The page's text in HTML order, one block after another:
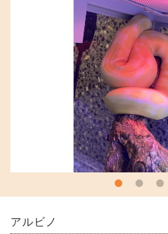
アルビノ